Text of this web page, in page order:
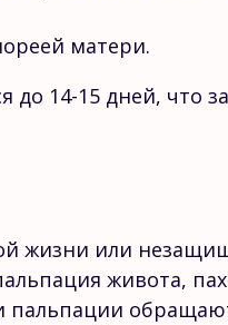
матери.
14-15 дней, что
жизни или
живота,
пальпации